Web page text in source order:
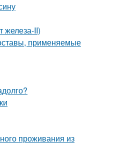
железа-II)
применяемые
проживания из